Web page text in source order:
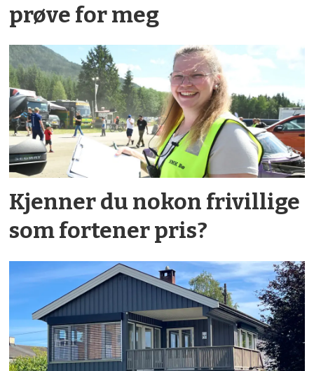
prøve for meg
Kjenner du nokon frivillige
som fortener pris?